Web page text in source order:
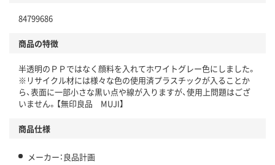
84799686
商品の特徴
半透明のＰＰではなく顔料を入れてホワイトグレー色にしました。
※リサイクル材には様々な色の使用済プラスチックが入ることか
ら、表面に一部小さな黒い点や線が入りますが、使用上問題はござ
いません。【無印良品 MUJI】
商品仕様
メーカー：良品計画